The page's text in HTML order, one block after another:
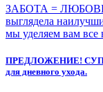
ЗАБОТА = ЛЮБОВЬ
выглядела
мы уделяем вам все
ПРЕДЛОЖЕНИЕ!
для дневного ухода.